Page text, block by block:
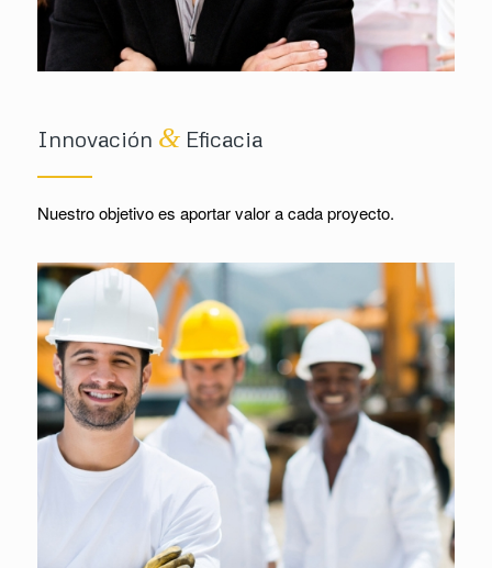
Innovación &Eficacia
Nuestro objetivo es aportar valora cada proyecto.